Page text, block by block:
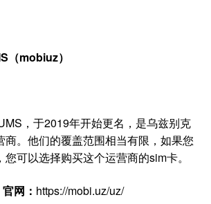
（mobiuz）
，于2019年开始更名，是乌兹别克
商。他们的覆盖范围相当有限，如果您
可以选择购买这个运营商的sim卡。
网： https://mobi.uz/uz/